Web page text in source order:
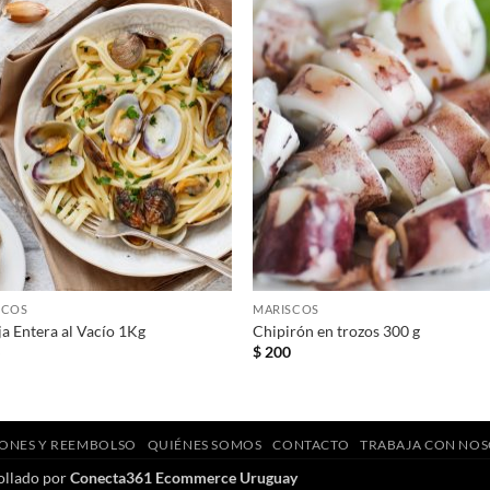
Entera al Vacío 1Kg
MARISCOS
Chipirón en trozos 300 g
$ 200
Y REEMBOLSO QUIÉNES SOMOS CONTACTO TRABAJA CON
porConecta361 Ecommerce Uruguay